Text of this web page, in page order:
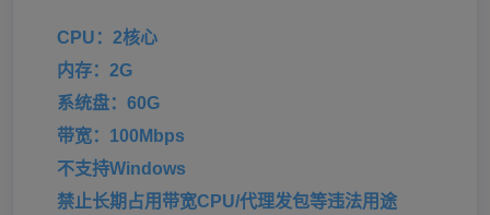
CPU：2核心
内存：2G
系统盘：60G
带宽：100Mbps
不支持Windows
禁止长期占用带宽CPU/代理发包等违法用途